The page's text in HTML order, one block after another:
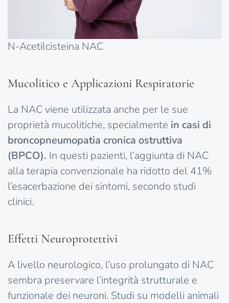
N-Acetilcisteina NAC
Mucolitico e Applicazioni Respiratorie
La NAC viene utilizzata anche per le sue
proprietà mucolitiche, specialmente in casi di
broncopneumopatia cronica ostruttiva
(BPCO). In questi pazienti, l’aggiunta di NAC
alla terapia convenzionale ha ridotto del 41%
l’esacerbazione dei sintomi, secondo studi
clinici.
Effetti Neuroprotettivi
A livello neurologico, l’uso prolungato di NAC
sembra preservare l’integrità strutturale e
funzionale dei neuroni. Studi su modelli animali